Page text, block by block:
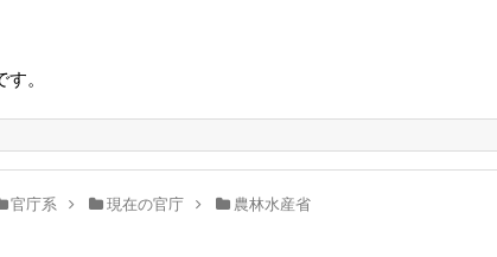
。
官庁系 現在の官庁 農林水産省